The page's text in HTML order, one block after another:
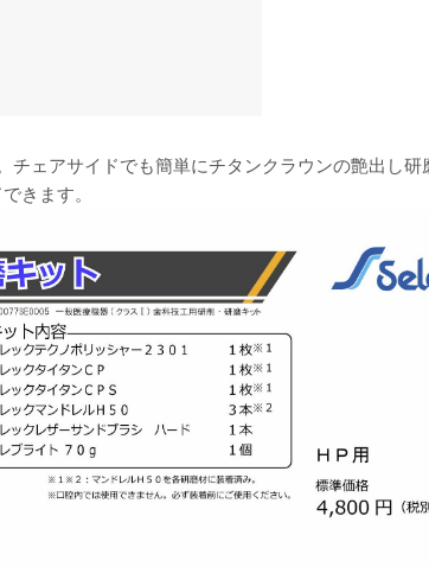
チェアサイドでも簡単にチタンクラウンの艶出し研
きます。